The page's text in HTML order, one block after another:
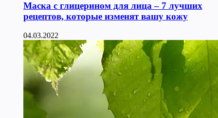
Маска с глицерином для лица – 7 лучших
рецептов, которые изменят вашу кожу
04.03.2022